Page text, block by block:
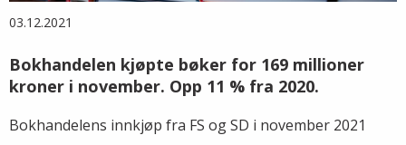
03.12.2021
Bokhandelen kjøpte bøker for 169 millioner
kroner i november. Opp 11 % fra 2020.
Bokhandelens innkjøp fra FS og SD i november 2021